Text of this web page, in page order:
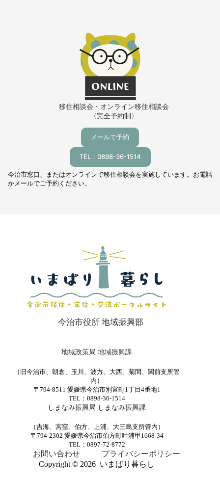
移住相談会・オンライン移住相談会
〈完全予約制〉
メールで予約
TEL：0898-36-1514
今治市窓口、またはオンラインで移住相談会を実施しています。お電話
かメールでご予約ください。
今治市役所 地域振興部
地域政策局 地域振興課
（旧今治市、朝倉、玉川、波方、大西、菊間、関前支所管
内）
〒794-8511 愛媛県今治市別宮町1丁目4番地1
TEL：0898-36-1514
しまなみ振興局 しまなみ振興課
（吉海、宮窪、伯方、上浦、大三島支所管内）
〒794-2302 愛媛県今治市伯方町叶浦甲1668-34
TEL：0897-72-8772
お問い合わせ
プライバシーポリシー
Copyright © 2026 いまばり暮らし